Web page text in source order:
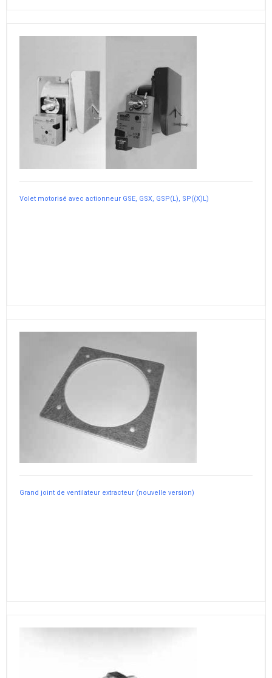
Volet motorisé avec actionneur GSE, GSX, GSP(L), SP((X)L)
Grand joint de ventilateur extracteur (nouvelle version)